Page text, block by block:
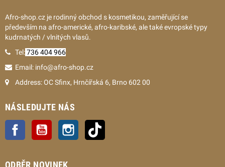
Afro-shop.cz je rodinný obchod s kosmetikou, zaměřující se
především na afro-americké, afro-karibské, ale také evropské typy
kudrnatých / vlnitých vlasů.
Tel:736 404 966
Email: info@afro-shop.cz
Address: OC Sfinx, Hrnčířská 6, Brno 602 00
NÁSLEDUJTE NÁS
Facebook YouTube Instagram
ODBĚR NOVINEK